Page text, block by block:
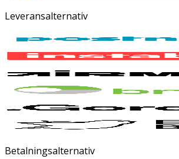
Leveransalternativ
Betalningsalternativ